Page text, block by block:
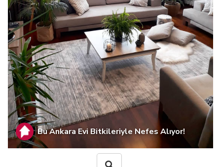
Bu Ankara Evi Bitkileriyle Nefes Alıyor!